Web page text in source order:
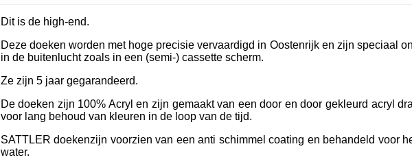
Dit is de high-end.
Deze doeken worden met hoge precisie vervaardigd in Oostenrijk en zijn speciaal
in de buitenlucht zoals in een (semi-) cassette scherm.
Ze zijn 5 jaar gegarandeerd.
De doeken zijn 100% Acryl en zijn gemaakt van een door en door gekleurd acryl
voor lang behoud van kleuren in de loop van de tijd.
SATTLER doekenzijn voorzien van een anti schimmel coating en behandeld voor
water.